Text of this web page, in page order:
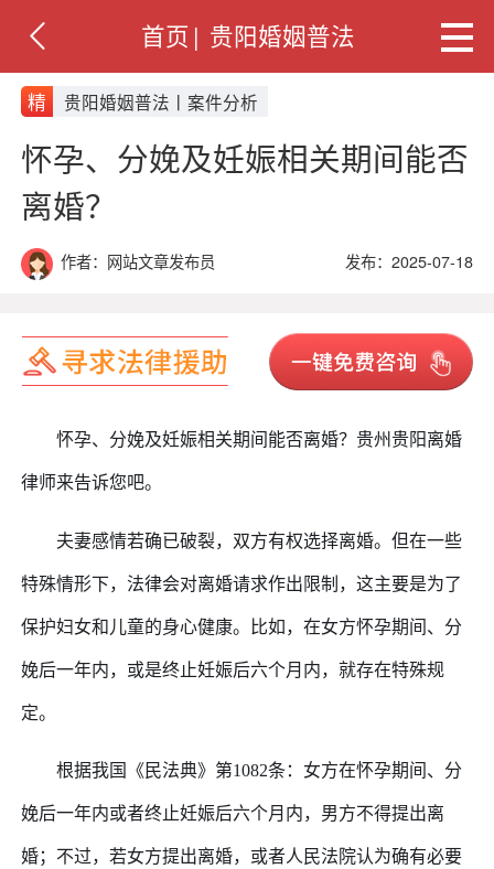
首页 | 贵阳婚姻普法
精 贵阳婚姻普法丨案件分析
怀孕、分娩及妊娠相关期间能否
离婚？
作者：网站文章发布员 发布：2025-07-18
怀孕、分娩及妊娠相关期间能否离婚？贵州贵阳离婚
律师来告诉您吧。
夫妻感情若确已破裂，双方有权选择离婚。但在一些
特殊情形下，法律会对离婚请求作出限制，这主要是为了
保护妇女和儿童的身心健康。比如，在女方怀孕期间、分
娩后一年内，或是终止妊娠后六个月内，就存在特殊规
定。
根据我国《民法典》第1082条：女方在怀孕期间、分
娩后一年内或者终止妊娠后六个月内，男方不得提出离
婚；不过，若女方提出离婚，或者人民法院认为确有必要